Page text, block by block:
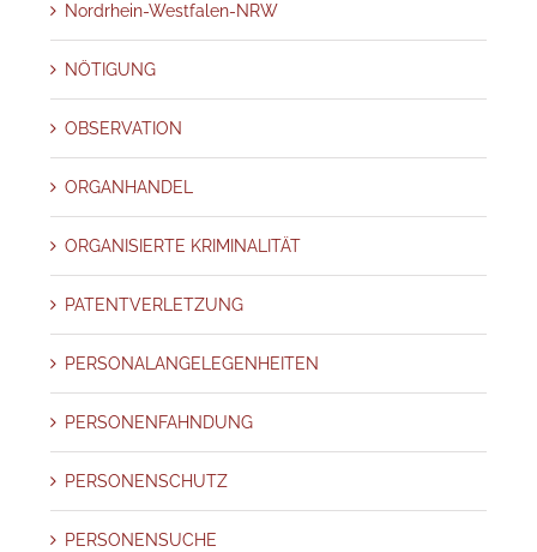
Nordrhein-Westfalen-NRW
NÖTIGUNG
OBSERVATION
ORGANHANDEL
ORGANISIERTE KRIMINALITÄT
PATENTVERLETZUNG
PERSONALANGELEGENHEITEN
PERSONENFAHNDUNG
PERSONENSCHUTZ
PERSONENSUCHE